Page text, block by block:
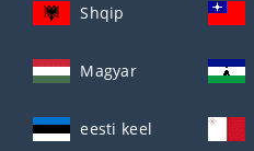
Shqip
Magyar
eesti keel